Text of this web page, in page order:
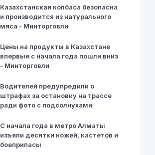
Казахстанская колбаса безопасна
и производится из натурального
мяса - Минторговли
Цены на продукты в Казахстане
впервые с начала года пошли вниз
- Минторговли
Водителей предупредили о
штрафах за остановку на трассе
ради фото с подсолнухами
С начала года в метро Алматы
изъяли десятки ножей, кастетов и
боеприпасы